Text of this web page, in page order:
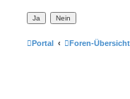
Portal Foren-Übersicht